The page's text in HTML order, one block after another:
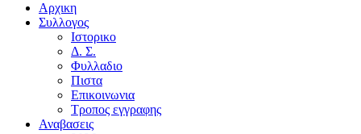
Αρχικη
Συλλογος
Ιστορικο
Δ. Σ.
Φυλλαδιο
Πιστα
Επικοινωνια
Τροπος εγγραφης
Αναβασεις